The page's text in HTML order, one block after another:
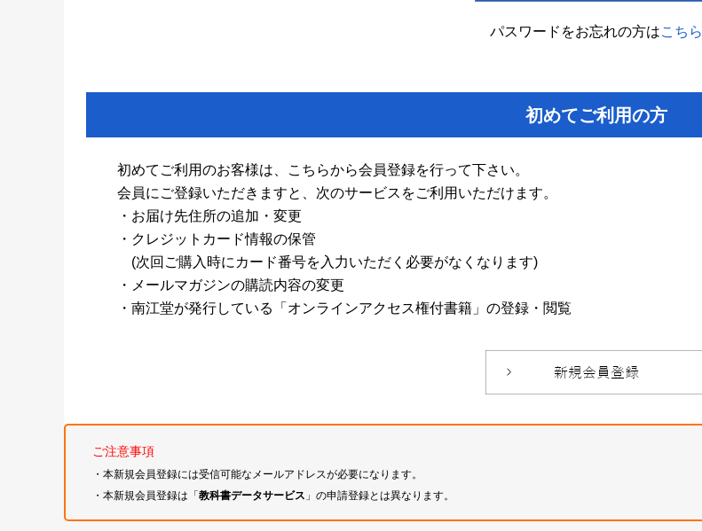
パスワードをお忘れの方はこちら
初めてご利用の方
初めてご利用のお客様は、こちらから会員登録を行って下さい。
会員にご登録いただきますと、次のサービスをご利用いただけます。
・お届け先住所の追加・変更
・クレジットカード情報の保管
(次回ご購入時にカード番号を入力いただく必要がなくなります)
・メールマガジンの購読内容の変更
・南江堂が発行している「オンラインアクセス権付書籍」の登録・閲覧
ご注意事項
・本新規会員登録には受信可能なメールアドレスが必要になります。
・本新規会員登録は「教科書データサービス 」の申請登録とは異なります。